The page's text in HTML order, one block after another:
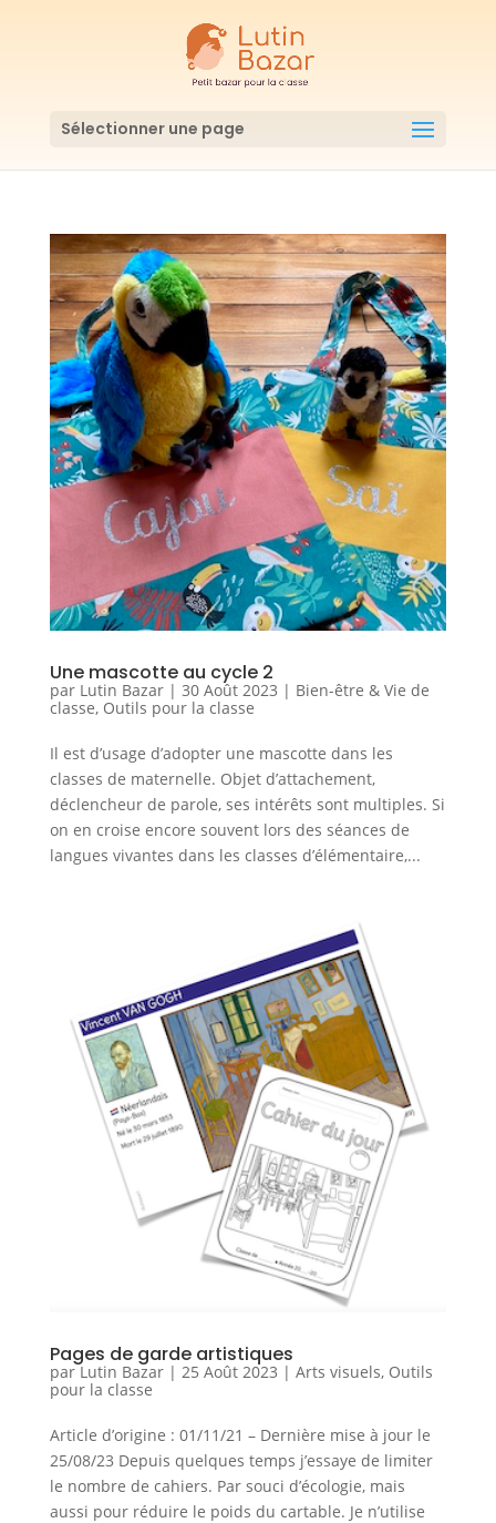
Sélectionner une page
Une mascotte au cycle 2
par Lutin Bazar| 30 Août 2023 | Bien-être & Vie de
classe, Outils pour la classe
Il est d’usage d’adopter une mascotte dans les
classes de maternelle. Objet d’attachement,
déclencheur de parole, ses intérêts sont multiples. Si
on en croise encore souvent lors des séances de
langues vivantes dans les classes d’élémentaire,...
Pages de garde artistiques
parLutin Bazar| 25 Août 2023 | Arts visuels, Outils
pour la classe
Article d’origine : 01/11/21 – Dernière mise à jour le
25/08/23 Depuis quelques temps j’essaye de limiter
le nombre de cahiers. Par souci d’écologie, mais
aussi pour réduire le poids du cartable. Je n’utilise